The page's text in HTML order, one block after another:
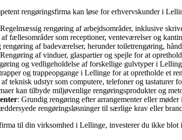
rengøringsfirma kan løse for erhvervskunder i
rengøring af arbejdsområder, inklusive
fællesområder som receptioner, venteværelser og
af badeværelser, herunder toiletrengøring,
af vinduer, glaspartier og spejle for at
og vedligeholdelse af forskellige gulvtyper i
og trappeopgange i Lellinge for at opretholde et
teknisk udstyr som computere, telefoner og tastaturer
kan tilbyde miljøvenlige rengøringsprodukter og
: Grundig rengøring efter arrangementer eller
rengøringsløsninger til særlige krav eller
til din virksomhed i Lellinge, investerer du ikke